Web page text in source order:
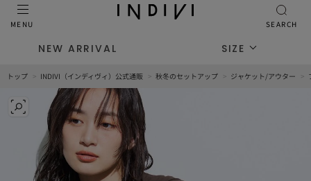
MENU SEARCH
NEW ARRIVAL SIZE
トップ INDIVI（インディヴィ）公式通販 秋冬のセットアップ ジャケット/アウター